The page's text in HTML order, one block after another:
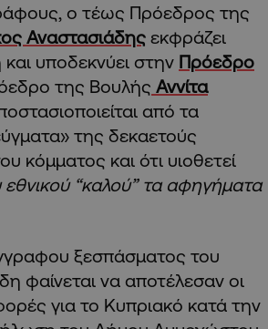
ο τέως Πρόεδρος της
Αναστασιάδης εκφράζει
υποδεκνύει στην Πρόεδρο
της Βουλής Αννίτα
από τα
της δεκαετούς
κόμματος και ότι υιοθετεί
εθνικού “καλού” τα αφηγήματα
ξεσπάσματος του
φαίνεται να αποτέλεσαν οι
για το Κυπριακό κατά την